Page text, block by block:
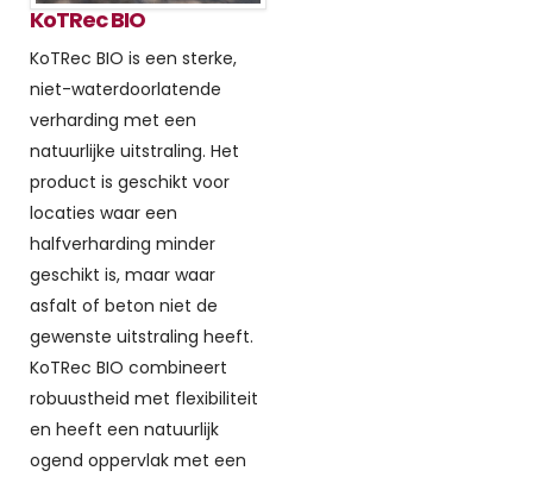
KoTRec BIO
KoTRec BIO is een sterke,
niet-waterdoorlatende
verharding met een
natuurlijke uitstraling. Het
product is geschikt voor
locaties waar een
halfverharding minder
geschikt is, maar waar
asfalt of beton niet de
gewenste uitstraling heeft.
KoTRec BIO combineert
robuustheid met flexibiliteit
en heeft een natuurlijk
ogend oppervlak met een